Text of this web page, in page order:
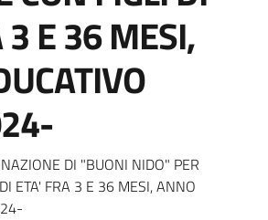
3 E 36 MESI,
notizia
DI "BUONI NIDO" PER
ETA' FRA 3 E 36 MESI, ANNO